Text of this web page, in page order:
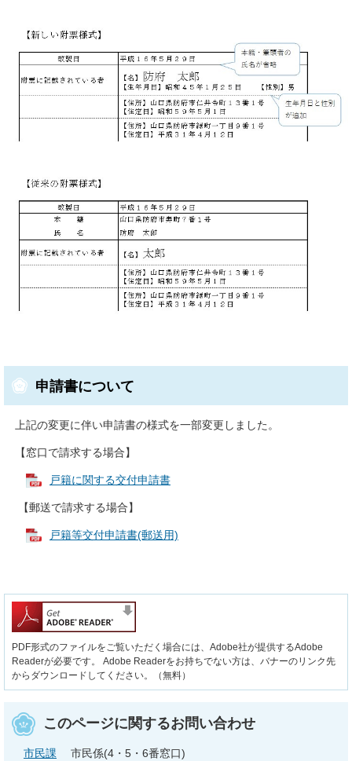
申請書について
上記の変更に伴い申請書の様式を一部変更しました。
【窓口で請求する場合】
戸籍に関する交付申請書
【郵送で請求する場合】
戸籍等交付申請書(郵送用)
PDF形式のファイルをご覧いただく場合には、Adobe社が提供するAdobe
Readerが必要です。
Adobe Readerをお持ちでない方は、バナーのリンク先
からダウンロードしてください。（無料）
このページに関するお問い合わせ
市民課
市民係(4・5・6番窓口)